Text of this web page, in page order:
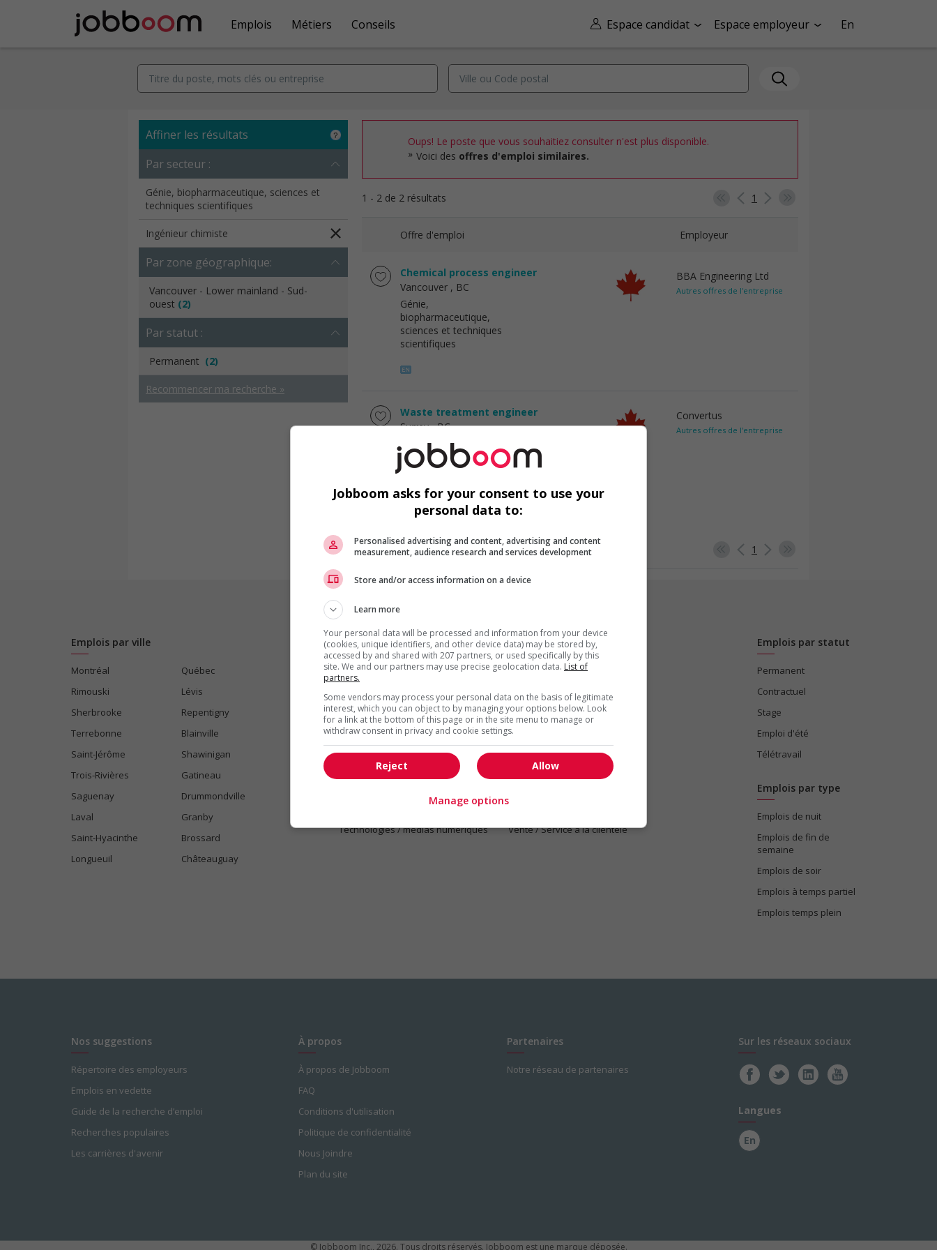
Espace candidat Espace employeur En
Emplois Métiers Conseils
Affiner les résultats
Par secteur :
Génie, biopharmaceutique, sciences et
techniques scientifiques
Ingénieur chimiste
Par zone géographique:
Vancouver - Lower mainland - Sud-
ouest (2)
Par statut :
Permanent (2)
Recommencer ma recherche »
Oups! Le poste que vous souhaitiez consulter n'est plus disponible.
Voici des offres d'emploi similaires.
1 - 2 de 2 résultats 1
Offre d'emploi Employeur
Chemical process engineer
Vancouver , BC
Génie,
biopharmaceutique,
sciences et techniques
scientifiques
BBA Engineering Ltd
Autres offres de l'entreprise
Waste treatment engineer
Surrey, BC
Génie,
biopharmaceutique,
sciences et techniques
Convertus
Autres offres de l'entreprise
1 - 2 de 2 résultats 1
Emplois par ville
Montréal
Québec
Rimouski
Lévis
Sherbrooke
Repentigny
Terrebonne
Blainville
Saint-Jérôme
Shawinigan
Trois-Rivières
Gatineau
Saguenay
Drummondville
Laval
Granby
Saint-Hyacinthe
Brossard
Longueuil
Châteauguay
Emplois par secteur
Arts et métiers de la mode Automobile et transport
Cadres supérieurs
Commerce / Offres de services
diverses
Comptabilité / Assurance
Construction / Manutention
Droit
Ingénierie / Sciences
Marketing / Communication
Ressources humaines
Technologies / médias numériques
Vente / Service à la clientèle
Emplois par statut
Permanent
Contractuel
Stage
Emploi d'été
Télétravail
Emplois par type
Emplois de nuit
Emplois de fin de
semaine
Emplois de soir
Emplois à temps partiel
Emplois temps plein
Nos suggestions
Répertoire des employeurs
Emplois en vedette
Guide de la recherche d’emploi
Recherches populaires
Les carrières d'avenir
À propos
À propos de Jobboom
FAQ
Conditions d'utilisation
Politique de confidentialité
Nous Joindre
Plan du site
Partenaires
Notre réseau de partenaires
Sur les réseaux sociaux
Langues
En
© Jobboom Inc., 2026. Tous droits réservés. Jobboom est une marque déposée.
Jobboom asks for your consent to use your
personal data to:
Personalised advertising and content, advertising and content
measurement, audience research and services development
Store and/or access information on a device
Learn more
Your personal data will be processed and information from your device
(cookies, unique identifiers, and other device data) may be stored by,
accessed by and shared with 207 partners, or used specifically by this
site. We and our partners may use precise geolocation data. List of
partners.
Some vendors may process your personal data on the basis of legitimate
interest, which you can object to by managing your options below. Look
for a link at the bottom of this page or in the site menu to manage or
withdraw consent in privacy and cookie settings.
Allow
Reject
Manage options